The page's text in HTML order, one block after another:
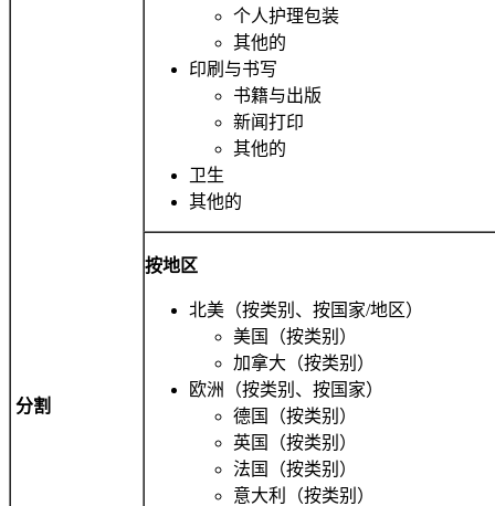
分割
个人护理包装
其他的
印刷与书写
书籍与出版
新闻打印
其他的
卫生
其他的
按地区
北美（按类别、按国家/地区）
美国（按类别）
加拿大（按类别）
欧洲（按类别、按国家）
德国（按类别）
英国（按类别）
法国（按类别）
意大利（按类别）